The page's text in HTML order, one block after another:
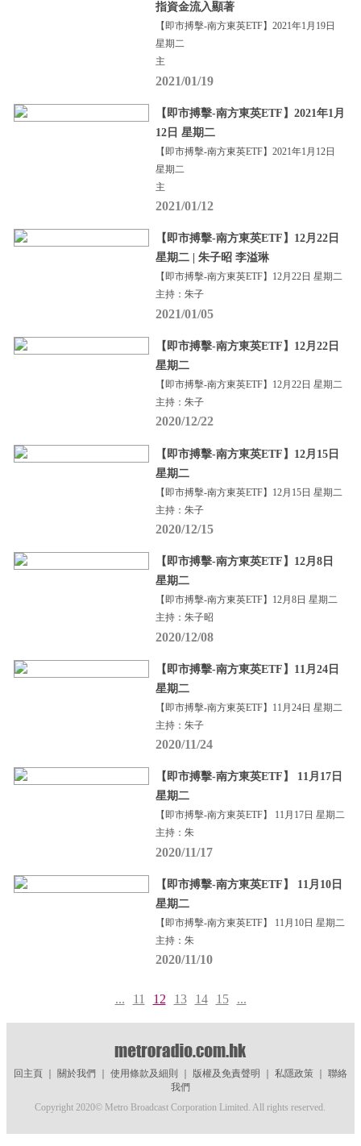
指資金流入顯著
【即市搏擊-南方東英ETF】2021年1月19日
星期二
主
2021/01/19
【即市搏擊-南方東英ETF】2021年1月
12日 星期二
【即市搏擊-南方東英ETF】2021年1月12日
星期二
主
2021/01/12
【即市搏擊-南方東英ETF】12月22日
星期二 | 朱子昭 李溢琳
【即市搏擊-南方東英ETF】12月22日 星期二
主持：朱子
2021/01/05
【即市搏擊-南方東英ETF】12月22日
星期二
【即市搏擊-南方東英ETF】12月22日 星期二
主持：朱子
2020/12/22
【即市搏擊-南方東英ETF】12月15日
星期二
【即市搏擊-南方東英ETF】12月15日 星期二
主持：朱子
2020/12/15
【即市搏擊-南方東英ETF】12月8日
星期二
【即市搏擊-南方東英ETF】12月8日 星期二
主持：朱子昭
2020/12/08
【即市搏擊-南方東英ETF】11月24日
星期二
【即市搏擊-南方東英ETF】11月24日 星期二
主持：朱子
2020/11/24
【即市搏擊-南方東英ETF】 11月17日
星期二
【即市搏擊-南方東英ETF】 11月17日 星期二
主持：朱
2020/11/17
【即市搏擊-南方東英ETF】 11月10日
星期二
【即市搏擊-南方東英ETF】 11月10日 星期二
主持：朱
2020/11/10
... 11 12 13 14 15 ...
回主頁｜ 關於我們 使用條款及細則 版權及免責聲明 私隱政策｜ 聯絡
我們
Copyright 2020© Metro Broadcast Corporation Limited. All rights reserved.